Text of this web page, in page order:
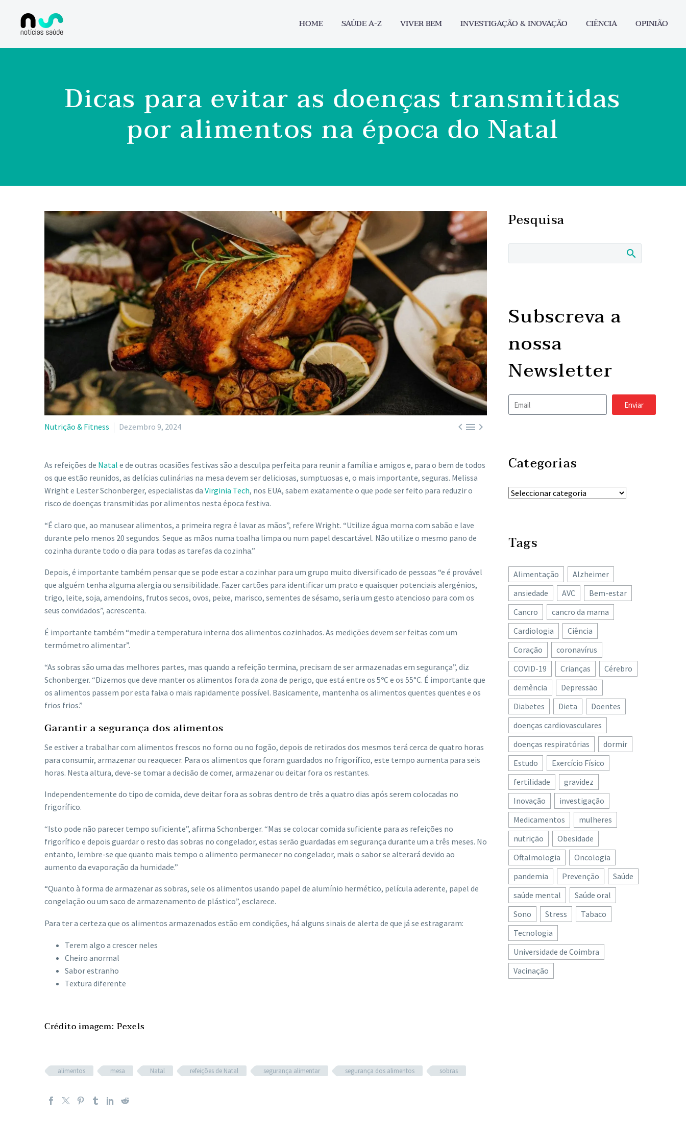
HOME SAÚDE A-Z VIVER BEM INVESTIGAÇÃO & INOVAÇÃO CIÊNCIA OPINIÃO
Dicas para evitar as doenças transmitidas
por alimentos na época do Natal

Nutrição & Fitness Dezembro 9, 2024
As refeições de Natal e de outras ocasiões festivas são a desculpa perfeita para reunir a família e amigos e, para o bem de todos
os que estão reunidos, as delícias culinárias na mesa devem ser deliciosas, sumptuosas e, o mais importante, seguras. Melissa
Wright e Lester Schonberger, especialistas da Virginia Tech, nos EUA, sabem exatamente o que pode ser feito para reduzir o
risco de doenças transmitidas por alimentos nesta época festiva.
“É claro que, ao manusear alimentos, a primeira regra é lavar as mãos”, refere Wright. “Utilize água morna com sabão e lave
durante pelo menos 20 segundos. Seque as mãos numa toalha limpa ou num papel descartável. Não utilize o mesmo pano de
cozinha durante todo o dia para todas as tarefas da cozinha.”
Depois, é importante também pensar que se pode estar a cozinhar para um grupo muito diversificado de pessoas “e é provável
que alguém tenha alguma alergia ou sensibilidade. Fazer cartões para identificar um prato e quaisquer potenciais alergénios,
trigo, leite, soja, amendoins, frutos secos, ovos, peixe, marisco, sementes de sésamo, seria um gesto atencioso para com os
seus convidados”, acrescenta.
É importante também “medir a temperatura interna dos alimentos cozinhados. As medições devem ser feitas com um
termómetro alimentar”.
“As sobras são uma das melhores partes, mas quando a refeição termina, precisam de ser armazenadas em segurança”, diz
Schonberger. “Dizemos que deve manter os alimentos fora da zona de perigo, que está entre os 5ºC e os 55°C. É importante que
os alimentos passem por esta faixa o mais rapidamente possível. Basicamente, mantenha os alimentos quentes quentes e os
frios frios.”
Garantir a segurança dos alimentos
Se estiver a trabalhar com alimentos frescos no forno ou no fogão, depois de retirados dos mesmos terá cerca de quatro horas
para consumir, armazenar ou reaquecer. Para os alimentos que foram guardados no frigorífico, este tempo aumenta para seis
horas. Nesta altura, deve-se tomar a decisão de comer, armazenar ou deitar fora os restantes.
Independentemente do tipo de comida, deve deitar fora as sobras dentro de três a quatro dias após serem colocadas no
frigorífico.
“Isto pode não parecer tempo suficiente”, afirma Schonberger. “Mas se colocar comida suficiente para as refeições no
frigorífico e depois guardar o resto das sobras no congelador, estas serão guardadas em segurança durante um a três meses. No
entanto, lembre-se que quanto mais tempo o alimento permanecer no congelador, mais o sabor se alterará devido ao
aumento da evaporação da humidade.”
“Quanto à forma de armazenar as sobras, sele os alimentos usando papel de alumínio hermético, película aderente, papel de
congelação ou um saco de armazenamento de plástico”, esclarece.
Para ter a certeza que os alimentos armazenados estão em condições, há alguns sinais de alerta de que já se estragaram:
Terem algo a crescer neles
Cheiro anormal
Sabor estranho
Textura diferente
Crédito imagem: Pexels
alimentos mesa Natal refeições de Natal segurança alimentar segurança dos alimentos sobras
Pesquisa
Subscreva a
nossa
Newsletter
Enviar
Categorias
Tags
Alimentação
Alzheimer
ansiedade
AVC
Bem-estar
Cancro
cancro da mama
Cardiologia
Ciência
Coração
coronavírus
COVID-19
Crianças
Cérebro
demência
Depressão
Diabetes
Dieta
Doentes
doenças cardiovasculares
doenças respiratórias
dormir
Estudo
Exercício Físico
fertilidade
gravidez
Inovação
investigação
Medicamentos
mulheres
nutrição
Obesidade
Oftalmologia
Oncologia
pandemia
Prevenção
Saúde
saúde mental
Saúde oral
Sono
Stress
Tabaco
Tecnologia
Universidade de Coimbra
Vacinação